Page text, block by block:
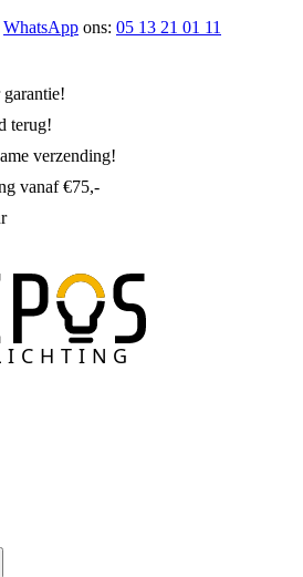
WhatsApp ons: 05 13 21 01 11
terug!
verzending!
vanaf €75,-